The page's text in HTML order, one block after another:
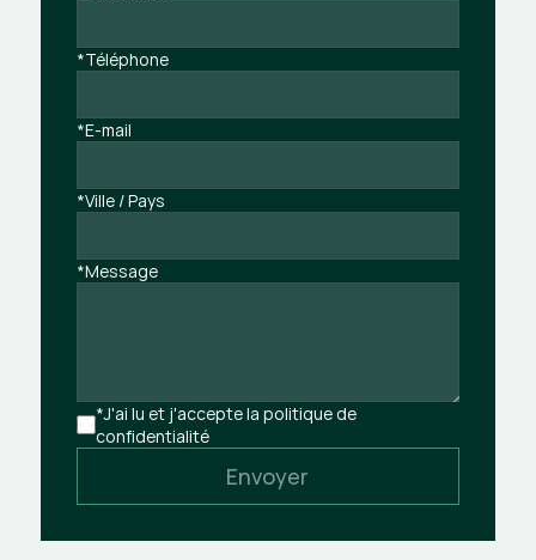
*Téléphone
*E-mail
*Ville / Pays
*Message
*J'ai lu et j'accepte la politique de
confidentialité
Envoyer